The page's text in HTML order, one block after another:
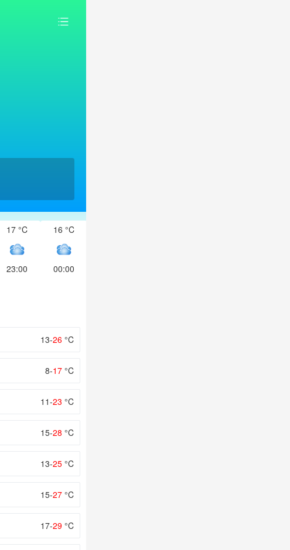
17 °C
23:00
16 °C
00:00
13-26 °C
8-17 °C
11-23 °C
15-28 °C
13-25 °C
15-27 °C
17-29 °C